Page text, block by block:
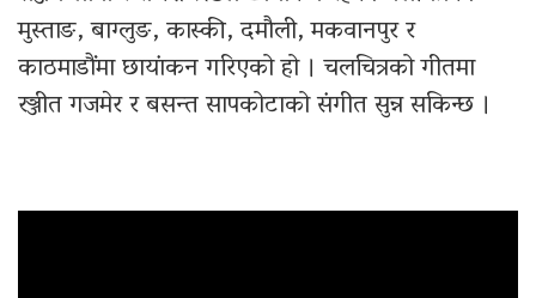
मुस्ताङ, बाग्लुङ, कास्की, दमौली, मकवानपुर र
काठमाडौंमा छायांकन गरिएको हो । चलचित्रको गीतमा
रञ्जीत गजमेर र बसन्त सापकोटाको संगीत सुन्न सकिन्छ ।